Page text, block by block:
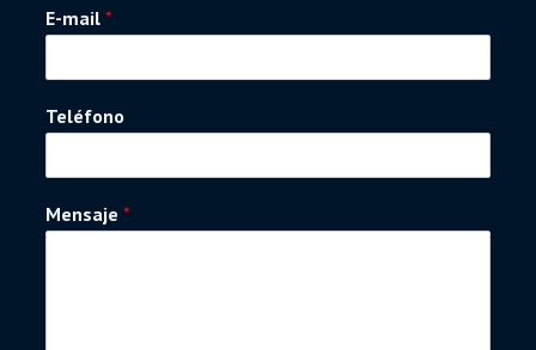
E-mail*
Teléfono
Mensaje*